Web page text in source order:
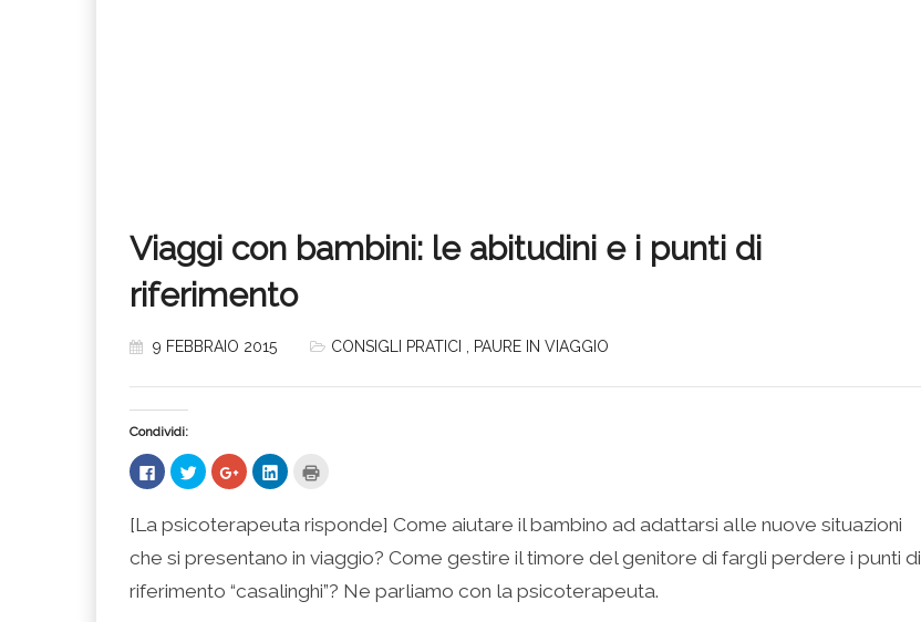
Viaggi con bambini: le abitudini e i punti di
riferimento
9 FEBBRAIO 2015 CONSIGLI PRATICI PAURE IN VIAGGIO
Condividi:
Fai
clic
su
Facebook
apre
una
nuova
Fai
clic
condividere
su
(Si
in
una
Fai
clic
condividere
su
Google+
(Si
in
una
Fai
clic
condividere
su
LinkedIn
(Si
in
una
stampare
(Si
apre
in
una
nuova
finestra)
[La psicoterapeuta risponde] Come aiutare il bambino ad adattarsi alle nuove situazioni
che si presentano in viaggio? Come gestire il timore del genitore di fargli perdere i punti di
riferimento “casalinghi”? Ne parliamo con la psicoterapeuta.